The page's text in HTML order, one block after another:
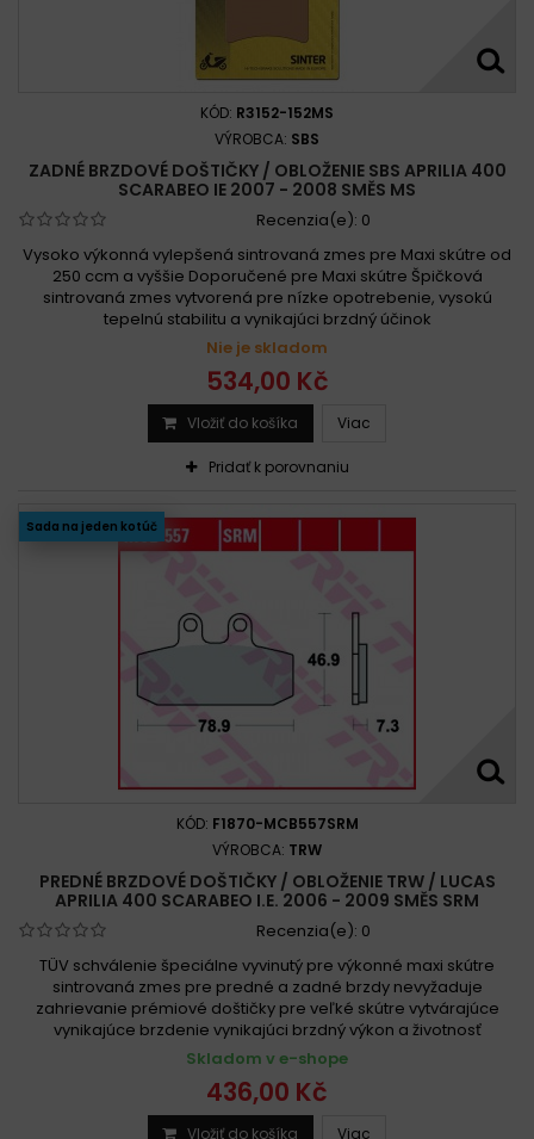
KÓD: R3152-152MS
VÝROBCA: SBS
ZADNÉ BRZDOVÉ DOŠTIČKY / OBLOŽENIE SBS APRILIA 400
SCARABEO IE 2007 - 2008 SMĚS MS
Recenzia(e): 0
Vysoko výkonná vylepšená sintrovaná zmes pre Maxi skútre od
250 ccm a vyššie Doporučené pre Maxi skútre Špičková
sintrovaná zmes vytvorená pre nízke opotrebenie, vysokú
tepelnú stabilitu a vynikajúci brzdný účinok
Nie je skladom
534,00 Kč
Vložiť do košíka Viac
Pridať k porovnaniu
Sada na jeden kotúč
KÓD: F1870-MCB557SRM
VÝROBCA: TRW
PREDNÉ BRZDOVÉ DOŠTIČKY / OBLOŽENIE TRW / LUCAS
APRILIA 400 SCARABEO I.E. 2006 - 2009 SMĚS SRM
Recenzia(e): 0
TÜV schválenie špeciálne vyvinutý pre výkonné maxi skútre
sintrovaná zmes pre predné a zadné brzdy nevyžaduje
zahrievanie prémiové doštičky pre veľké skútre vytvárajúce
vynikajúce brzdenie vynikajúci brzdný výkon a životnosť
Skladom v e-shope
436,00 Kč
Vložiť do košíka Viac